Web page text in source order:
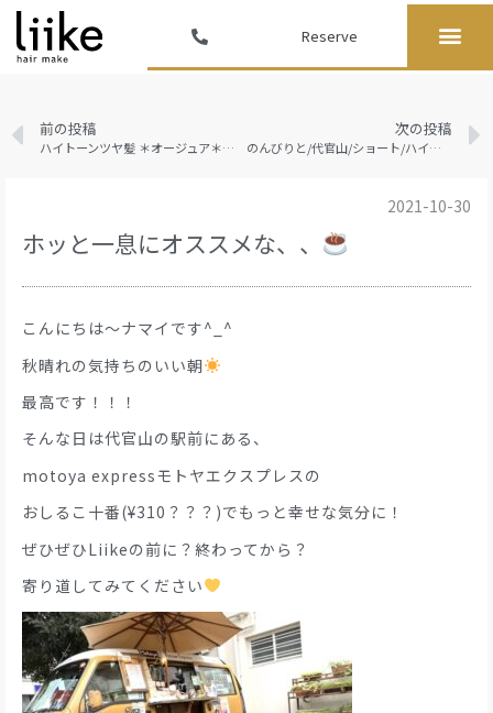
Reserve
前の投稿
ハイトーンツヤ髪 ＊オージュア＊ハイライト＊代官山＊代官山駅＊ショートボブ＊ショート
次の投稿
のんびりと/代官山/ショート/ハイライト
2021-10-30
ホッと一息にオススメな、、
こんにちは〜ナマイです^_^
秋晴れの気持ちのいい朝
最高です！！！
そんな日は代官山の駅前にある、
motoya expressモトヤエクスプレスの
おしるこ十番(¥310？？？)でもっと幸せな気分に！
ぜひぜひLiikeの前に？終わってから？
寄り道してみてください